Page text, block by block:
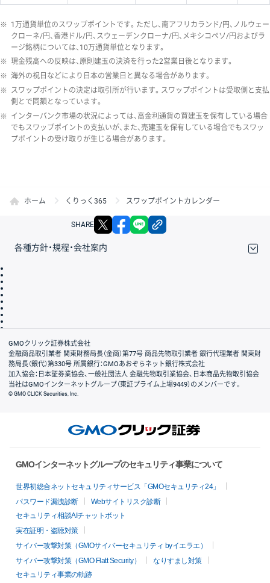
※ 1万通貨単位のスワップポイントです。ただし、南アフリカランド/円、ノルウェー
クローネ/円、香港ドル/円、スウェーデンクローナ/円、メキシコペソ/円およびラ
ージ銘柄については、10万通貨単位となります。
※ 現金残高への反映は、原則建玉の決済を行った2営業日後となります。
※ 海外の祝日などにより日本の営業日と異なる場合があります。
※ スワップポイントの決定は取引所が行います。スワップポイントは受取側と支払
側とで同額となっています。
※ インターバンク市場の状況によっては、高金利通貨の買建玉を保有している場合
でもスワップポイントの支払いが、また、売建玉を保有している場合でもスワッ
プポイントの受け取りが生じる場合があります。
ホーム くりっく365 スワップポイントカレンダー
SHARE X facebook
各種方針・規程・会社案内
会社案内
GMOクリック証券株式会社
金融商品取引業者 関東財務局長（金商）第77号 商品先物取引業者 銀行代理業者 関東財
務局長（銀代）第330号 所属銀行：GMOあおぞらネット銀行株式会社
加入協会：日本証券業協会、一般社団法人 金融先物取引業協会、日本商品先物取引協会
当社はGMOインターネットグループ（東証プライム上場9449）のメンバーです。
© GMO CLICK Securities, Inc.
GMOインターネットグループのセキュリティ事業について
世界初総合ネットセキュリティサービス「GMOセキュリティ24」
パスワード漏洩診断
Webサイトリスク診断
セキュリティ相談AIチャットボット
実在証明・盗聴対策
サイバー攻撃対策（GMOサイバーセキュリティ byイエラエ）
サイバー攻撃対策（GMO Flatt Security）
なりすまし対策
セキュリティ事業の軌跡